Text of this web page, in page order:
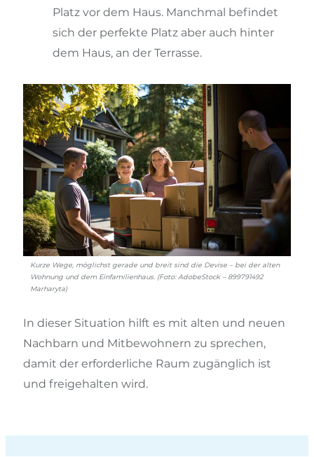
Platz vor dem Haus. Manchmal befindet
sich der perfekte Platz aber auch hinter
dem Haus, an der Terrasse.
Kurze Wege, möglichst gerade und breit sind die Devise – bei der alten
Wohnung und dem Einfamilienhaus. (Foto: AdobeStock – 899791492
Marharyta)
In dieser Situation hilft es mit alten und neuen
Nachbarn und Mitbewohnern zu sprechen,
damit der erforderliche Raum zugänglich ist
und freigehalten wird.